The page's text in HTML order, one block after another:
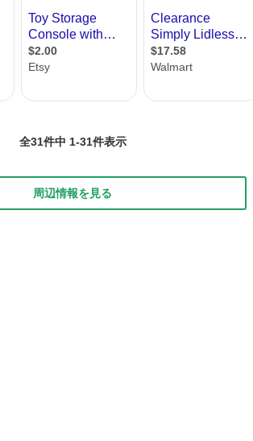
全31件中 1-31件表示
周辺情報を見る